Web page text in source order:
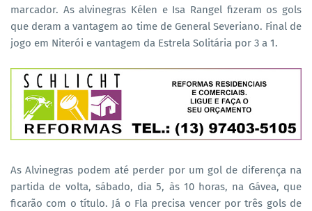
marcador. As alvinegras Kélen e Isa Rangel fizeram os gols
que deram a vantagem ao time de General Severiano. Final de
jogo em Niterói e vantagem da Estrela Solitária por 3 a 1.
As Alvinegras podem até perder por um gol de diferença na
partida de volta, sábado, dia 5, às 10 horas, na Gávea, que
ficarão com o título. Já o Fla precisa vencer por três gols de